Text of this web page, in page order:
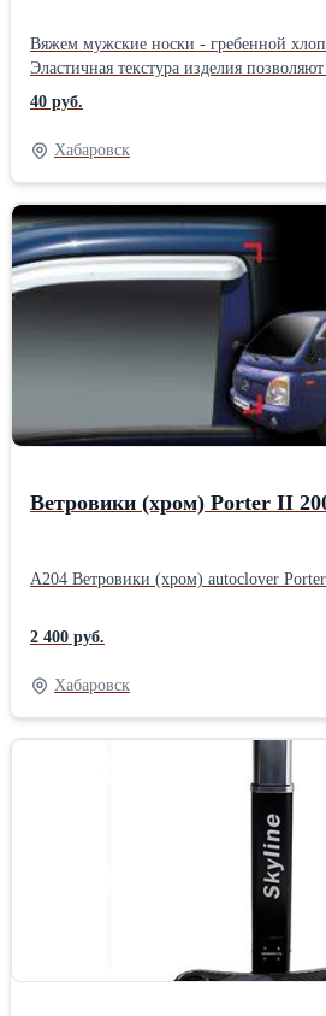
Вяжем мужские носки - гребенной
Эластичная текстура изделия
мягкая резинка обеспечивает
комфорт.Производитель: Собственное
40 руб.
Хабаровск
Ветровики (хром) Porter II
A204 Ветровики (хром) autoclover
2 400 руб.
Хабаровск